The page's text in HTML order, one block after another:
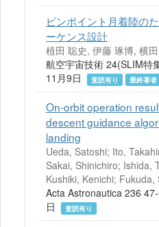
ピンポイント月着陸の
ーケンス設計
植田 聡史, 伊藤 琢博, 横
航空宇宙技術 24(SLIM特
11月9日
査読有り 最終著者
On-orbit operation
descent guidance
landing
Ueda, Satoshi; Ito,
Sakai, Shinichiro; Ishida,
Kushiki, Kenichi;
Acta Astronautica 236
日
査読有り